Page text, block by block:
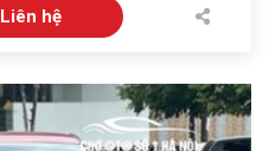
Liên hệ